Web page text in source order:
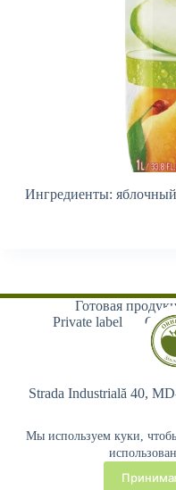
Мы используем куки,
Ингредиенты:
Готовая
Private label
О
Strada Industrială 40,